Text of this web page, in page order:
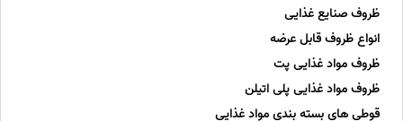
ظروف صنایع غذایی
انواع ظروف قابل عرضه
ظروف مواد غذایی پت
ظروف مواد غذایی پلی اتیلن
قوطی های بسته بندی مواد غذایی